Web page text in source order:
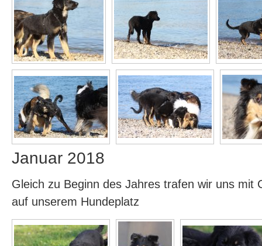
Januar 2018
Gleich zu Beginn des Jahres trafen wir uns mit
auf unserem Hundeplatz